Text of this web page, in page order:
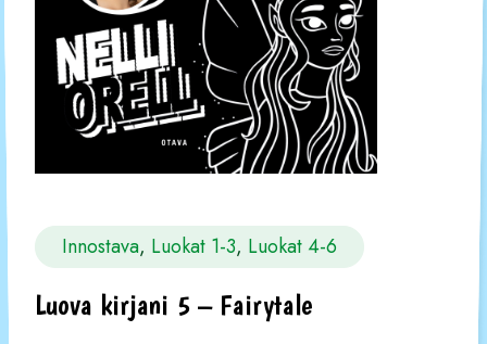
Innostava, Luokat 1-3, Luokat 4-6
Luova kirjani 5 – Fairytale